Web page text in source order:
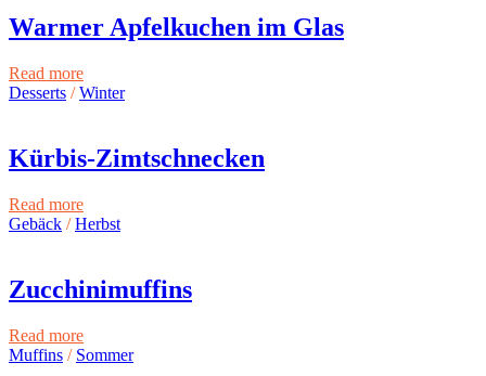
Warmer Apfelkuchen im Glas
Read more
Desserts /Winter
Kürbis-Zimtschnecken
Read more
Gebäck /Herbst
Zucchinimuffins
Read more
Muffins / Sommer